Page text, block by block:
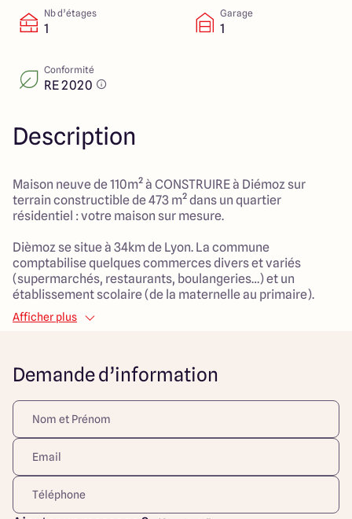
Nb d’étages
1
Garage
1
Conformité
RE 2020
Description
Maison neuve de 110m² à CONSTRUIRE à Diémoz sur
terrain constructible de 473 m² dans un quartier
résidentiel : votre maison sur mesure.
Dièmoz se situe à 34km de Lyon. La commune
comptabilise quelques commerces divers et variés
(supermarchés, restaurants, boulangeries…) et un
établissement scolaire (de la maternelle au primaire).
Maison plain pied 3 chambres de 110 m² :
> 1 salle de bain
> Garage
Maisons Arlogis Lyon Est vous propose des maisons 100%
sur mesure.
Découvrez toutes nos offres et réalisations ARLOGIS sur
notre site Internet. Visuel d'illustration. Le modèle est
totalement adaptable à vos envies et besoins et
Afficher plus
Demande d’information